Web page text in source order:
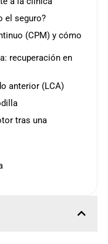
el seguro?
(CPM) y cómo
recuperación en
anterior (LCA)
tras una